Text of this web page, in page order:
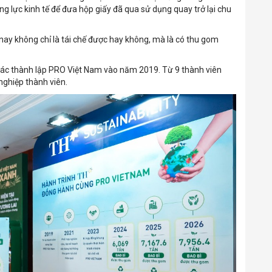
lực kinh tế để đưa hộp giấy đã qua sử dụng quay trở lại chu
không chỉ là tái chế được hay không, mà là có thu gom
thành lập PRO Việt Nam vào năm 2019. Từ 9 thành viên
thành viên.